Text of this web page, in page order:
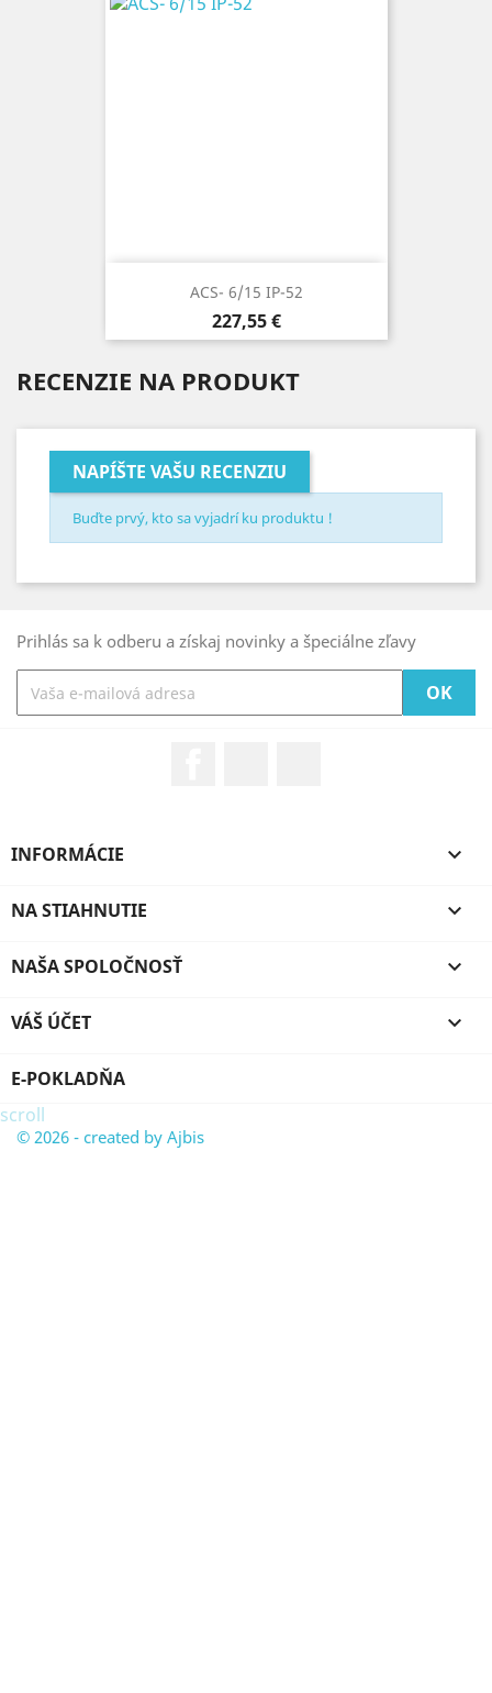
ACS- 6/15 IP-52
Cena
227,55 €
RECENZIE NA PRODUKT
NAPÍŠTE VAŠU RECENZIU
Buďte prvý, kto sa vyjadrí ku produktu !
Prihlás sa k odberu a získaj novinky a špeciálne zľavy
INFORMÁCIE 
NA STIAHNUTIE 
NAŠA SPOLOČNOSŤ 
VÁŠ ÚČET 
E-POKLADŇA
scroll
© 2026 - created by Ajbis